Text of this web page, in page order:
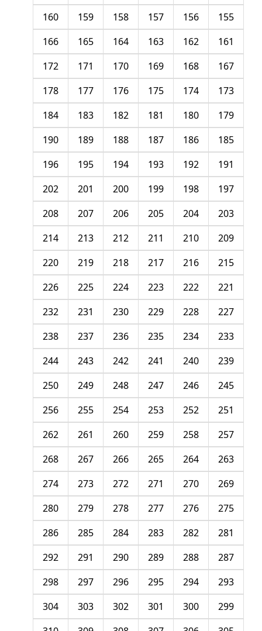
155
156
157
158
159
160
161
162
163
164
165
166
167
168
169
170
171
172
173
174
175
176
177
178
179
180
181
182
183
184
185
186
187
188
189
190
191
192
193
194
195
196
197
198
199
200
201
202
203
204
205
206
207
208
209
210
211
212
213
214
215
216
217
218
219
220
221
222
223
224
225
226
227
228
229
230
231
232
233
234
235
236
237
238
239
240
241
242
243
244
245
246
247
248
249
250
251
252
253
254
255
256
257
258
259
260
261
262
263
264
265
266
267
268
269
270
271
272
273
274
275
276
277
278
279
280
281
282
283
284
285
286
287
288
289
290
291
292
293
294
295
296
297
298
299
300
301
302
303
304